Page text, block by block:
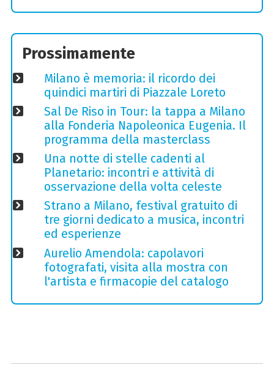
Prossimamente
Milano è memoria: il ricordo dei
quindici martiri di Piazzale Loreto
Sal De Riso in Tour: la tappa a Milano
alla Fonderia Napoleonica Eugenia. Il
programma della masterclass
Una notte di stelle cadenti al
Planetario: incontri e attività di
osservazione della volta celeste
Strano a Milano, festival gratuito di
tre giorni dedicato a musica, incontri
ed esperienze
Aurelio Amendola: capolavori
fotografati, visita alla mostra con
l'artista e firmacopie del catalogo